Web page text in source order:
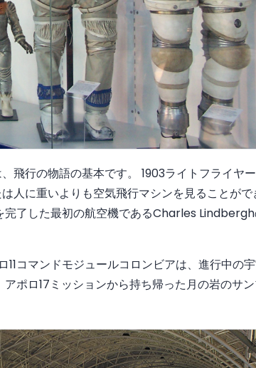
飛行の物語の基本です。 1903ライトフライヤ
人に重いよりも空気飛行マシンを見ることがで
完了した最初の航空機であるCharles
コマンドモジュールコロンビアは、進行中の
ポロ17ミッションから持ち帰った月の岩のサ